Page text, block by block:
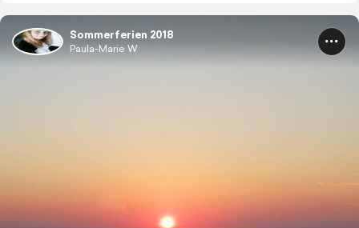
Sommerferien 2018
Paula-Marie W